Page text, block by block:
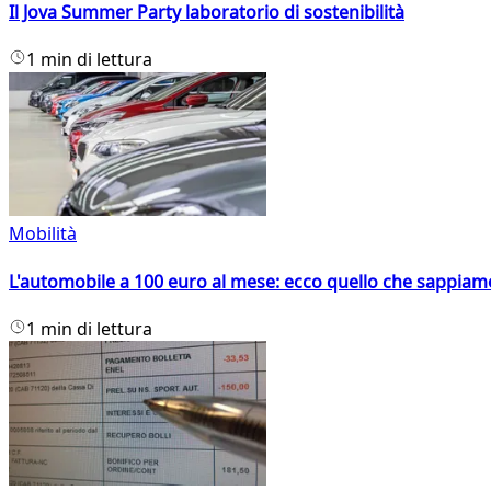
Il Jova Summer Party laboratorio di sostenibilità
1 min di lettura
Mobilità
L'automobile a 100 euro al mese: ecco quello che
1 min di lettura